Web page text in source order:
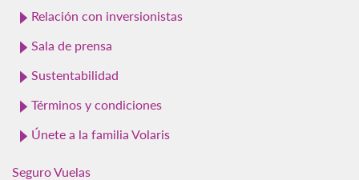
Relación con inversionistas
Sala de prensa
Sustentabilidad
Términos y condiciones
Únete a la familia Volaris
Seguro Vuelas